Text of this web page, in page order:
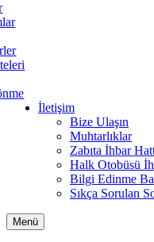
İletişim
Bize Ulaşın
Muhtarlıklar
Zabıta İhbar
Halk Otobüsü
Bilgi Edinme
Sıkça Sorulan
Menü